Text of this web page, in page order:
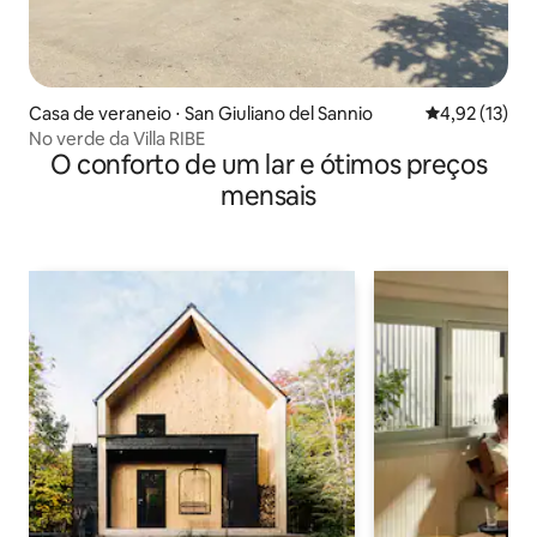
Casa de veraneio ⋅ San Giuliano del Sannio 4,92 de uma
4,92 (13)
No verde da Villa RIBE
O conforto de um lar e ótimos preços
mensais